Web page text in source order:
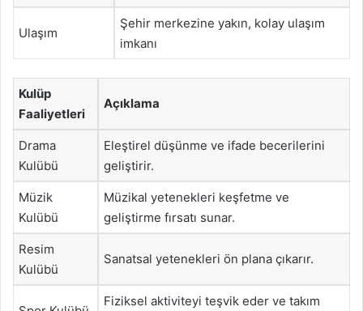
Ulaşım
Şehir merkezine yakın, kolay ulaşım
imkanı
Kulüp
Faaliyetleri
Açıklama
Drama
Kulübü
Eleştirel düşünme ve ifade becerilerini
geliştirir.
Müzik
Kulübü
Müzikal yetenekleri keşfetme ve
geliştirme fırsatı sunar.
Resim
Kulübü
Sanatsal yetenekleri ön plana çıkarır.
Fiziksel aktiviteyi teşvik eder ve takım